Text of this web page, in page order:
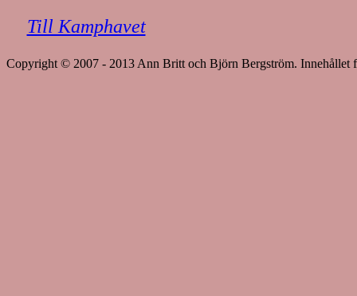
Till Kamphavet
Copyright © 2007 - 2013 Ann Britt och Björn Bergström. Innehållet